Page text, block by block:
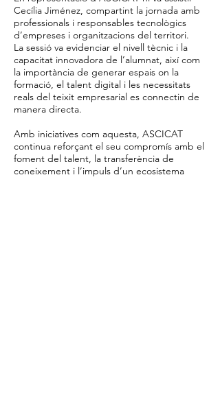
Cecília Jiménez, compartint la jornada amb
professionals i responsables tecnològics
d’empreses i organitzacions del territori.
La sessió va evidenciar el nivell tècnic i la
capacitat innovadora de l’alumnat, així com
la importància de generar espais on la
formació, el talent digital i les necessitats
reals del teixit empresarial es connectin de
manera directa.
Amb iniciatives com aquesta, ASCICAT
continua reforçant el seu compromís amb el
foment del talent, la transferència de
coneixement i l’impuls d’un ecosistema